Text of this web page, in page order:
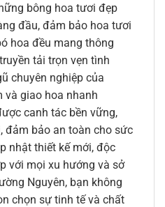
bông hoa tươi đẹp
đầu, đảm bảo hoa tươi
hoa đều mang thông
tải trọn vẹn tình
chuyên nghiệp của
và giao hoa nhanh
canh tác bền vững,
đảm bảo an toàn cho sức
nhật thiết kế mới, độc
với mọi xu hướng và sở
Nguyên, bạn không
chọn sự tinh tế và chất